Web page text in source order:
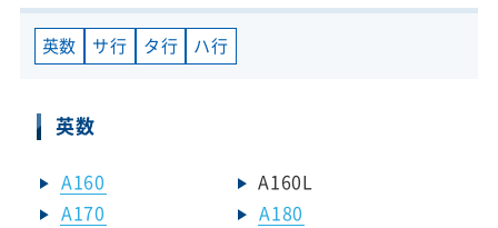
英数 サ行 タ行 ハ行
英数
A160
A160L
A170
A180